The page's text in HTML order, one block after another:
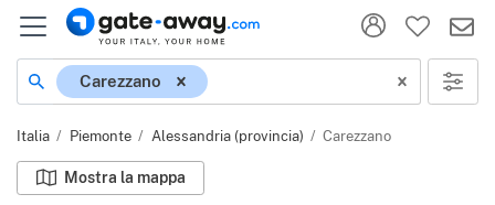
Località
Carezzano
Italia Piemonte Alessandria (provincia) Carezzano
Mostra la mappa